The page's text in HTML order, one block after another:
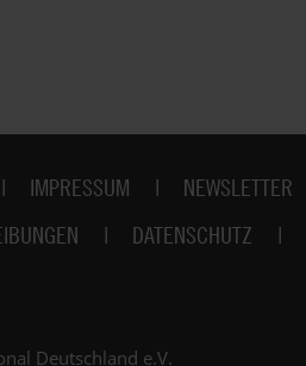
IMPRESSUM NEWSLETTER
DATENSCHUTZ
Deutschland e.V.